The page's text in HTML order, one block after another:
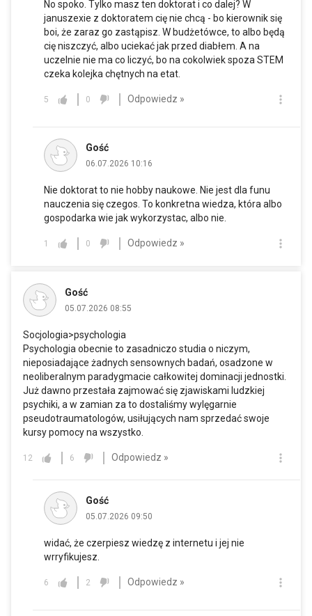
No spoko. Tylko masz ten doktorat i co dalej? W
januszexie z doktoratem cię nie chcą - bo kierownik się
boi, że zaraz go zastąpisz. W budżetówce, to albo będą
cię niszczyć, albo uciekać jak przed diabłem. A na
uczelnie nie ma co liczyć, bo na cokolwiek spoza STEM
czeka kolejka chętnych na etat.
5 0 Odpowiedz »
Gość
06.07.2026 10:16
Nie doktorat to nie hobby naukowe. Nie jest dla funu
nauczenia się czegos. To konkretna wiedza, która albo
gospodarka wie jak wykorzystac, albo nie.
1 0 Odpowiedz »
Gość
05.07.2026 08:55
Socjologia>psychologia
Psychologia obecnie to zasadniczo studia o niczym,
nieposiadające żadnych sensownych badań, osadzone w
neoliberalnym paradygmacie całkowitej dominacji jednostki.
Już dawno przestała zajmować się zjawiskami ludzkiej
psychiki, a w zamian za to dostaliśmy wylęgarnie
pseudotraumatologów, usiłujących nam sprzedać swoje
kursy pomocy na wszystko.
12 6 Odpowiedz »
Gość
05.07.2026 09:50
widać, że czerpiesz wiedzę z internetu i jej nie
wrryfikujesz.
6 2 Odpowiedz »